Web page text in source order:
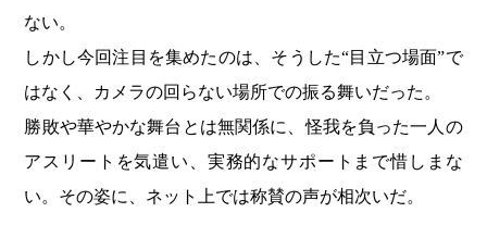
ない。
しかし今回注目を集めたのは、そうした“目立つ場面”で
はなく、カメラの回らない場所での振る舞いだった。
勝敗や華やかな舞台とは無関係に、怪我を負った一人の
アスリートを気遣い、実務的なサポートまで惜しまな
い。その姿に、ネット上では称賛の声が相次いだ。